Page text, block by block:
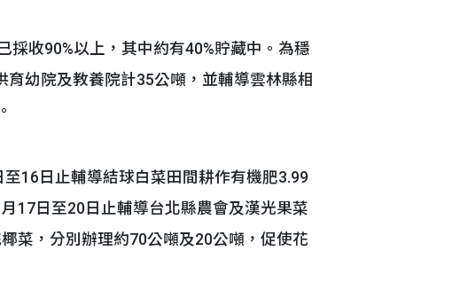
收90%以上，其中約有40%貯藏中。為穩
幼院及教養院計35公噸，並輔導雲林縣相
16日止輔導結球白菜田間耕作有機肥3.99
17日至20日止輔導台北縣農會及漢光果菜
菜，分別辦理約70公噸及20公噸，促使花